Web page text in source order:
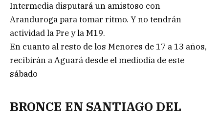
Intermedia disputará un amistoso con
Aranduroga para tomar ritmo. Y no tendrán
actividad la Pre y la M19.
En cuanto al resto de los Menores de 17 a 13 años,
recibirán a Aguará desde el mediodía de este
sábado
BRONCE EN SANTIAGO DEL